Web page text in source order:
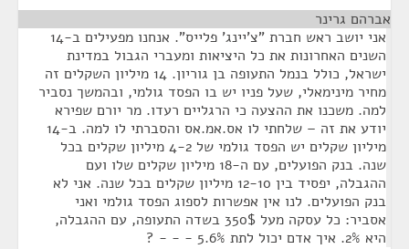
אברהם גרינר
אני יושב ראש חברת "צ'יינג' פלייס". אנחנו מפעילים ב-14
השנים האחרונות את כל היציאות ומעברי הגבול במדינת
ישראל, כולל בנמל התעופה בן גוריון. 14 מיליון השקלים זה
מחיר מינימאלי, שעל פניו יש בו הפסד גולמי, ובהמשך נסביר
למה. משכנו את ההצעה כי הרגליים רעדו. מר יורם שפירא
יודע את זה – שלחתי לו אס.אמ.אס והסברתי לו למה. ב-14
מיליון שקלים יש הפסד גולמי של 4-2 מיליון שקלים בכל
שנה. בנק הפועלים, עם ה-18 מיליון שקלים שלו ועם
ההגבלה, יפסיד בין 12-10 מיליון שקלים בכל שנה. אני לא
בנק הפועלים. לנו אין אפשרות לספוג הפסד גולמי ואני
אסביר: כל עסקה מעל 350$ בשדה התעופה, עם ההגבלה,
היא 2%. איך אדם יכול לתת 5.6% - - - ?